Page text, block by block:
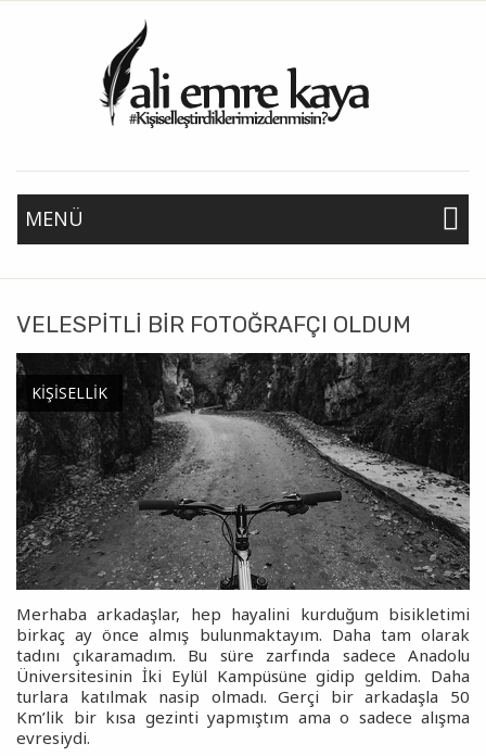
MENÜ
VELESPITLI BIR FOTOĞRAFÇI OLDUM
KIŞISELLIK
Merhaba arkadaşlar, hep hayalini kurduğum bisikletimi
birkaç ay önce almış bulunmaktayım. Daha tam olarak
tadını çıkaramadım. Bu süre zarfında sadece Anadolu
Üniversitesinin İki Eylül Kampüsüne gidip geldim. Daha
turlara katılmak nasip olmadı. Gerçi bir arkadaşla 50
Km’lik bir kısa gezinti yapmıştım ama o sadece alışma
evresiydi.